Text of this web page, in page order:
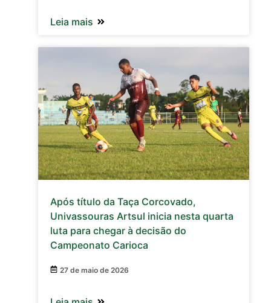
Leia mais
Após título da Taça Corcovado,
Univassouras Artsul inicia nesta quarta
luta para chegar à decisão do
Campeonato Carioca
27 de maio de 2026